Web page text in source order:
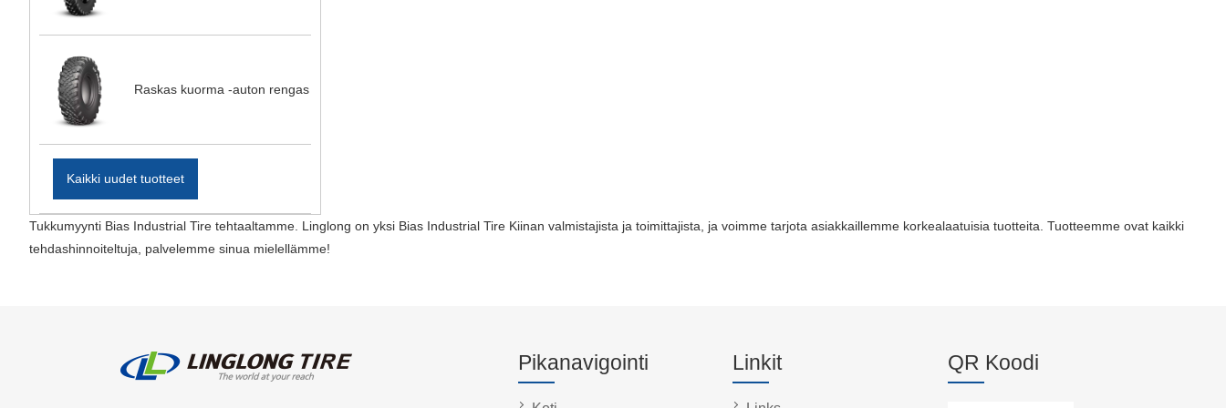
Raskas kuorma -auton rengas
Kaikki uudet tuotteet
Tukkumyynti Bias Industrial Tire tehtaaltamme. Linglong on yksi Bias Industrial Tire Kiinan valmistajista ja toimittajista, ja voimme tarjota asiakkaillemme korkealaatuisia tuotteita. Tuotteemme ovat kaikki
tehdashinnoiteltuja, palvelemme sinua mielellämme!
Pikanavigointi Linkit QR Koodi